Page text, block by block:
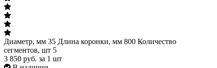
Диаметр, мм 35 Длина коронки, мм 800 Количество
сегментов, шт 5
3 850 руб. за 1 шт